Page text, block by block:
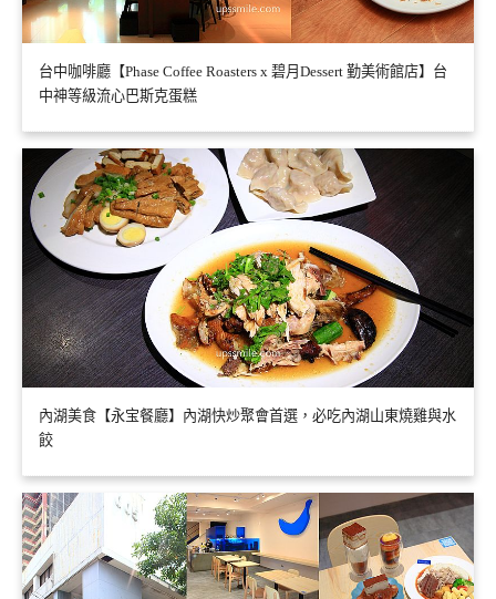
台中咖啡廳【Phase Coffee Roasters x 碧月Dessert 勤美術館店】台
中神等級流心巴斯克蛋糕
內湖美食【永宝餐廳】內湖快炒聚會首選，必吃內湖山東燒雞與水
餃